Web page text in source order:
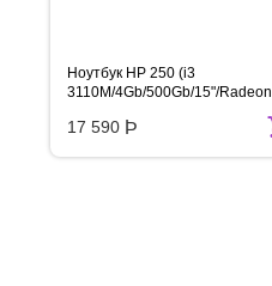
Ноутбук HP 250 (i3
3110M/4Gb/500Gb/15"/Radeon
17 590 Þ